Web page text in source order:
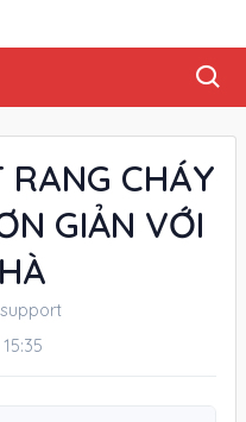
RANG CHÁY
GIẢN VỚI
15:35